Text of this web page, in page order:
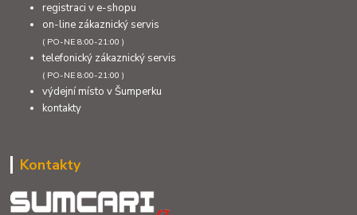
registraci v e-shopu
on-line zákaznický servis
( PO-NE 8:00-21:00 )
telefonický zákaznický servis
( PO-NE 8:00-21:00 )
výdejní místo v Šumperku
kontakty
Kontakty